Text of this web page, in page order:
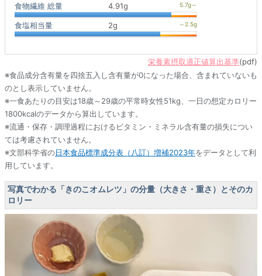
食物繊維 総量 4.91g
食塩相当量 2g
栄養素摂取適正値算出基準(pdf)
※食品成分含有量を四捨五入し含有量が0になった場合、含まれていないも
のとし表示していません。
※一食あたりの目安は18歳～29歳の平常時女性51kg、一日の想定カロリー
1800kcalのデータから算出しています。
※流通・保存・調理過程におけるビタミン・ミネラル含有量の損失につい
ては考慮されていません。
※文部科学省の日本食品標準成分表（八訂）増補2023年をデータとして利
用しています。
写真でわかる「きのこオムレツ」の分量（大きさ・重さ）とそのカ
ロリー